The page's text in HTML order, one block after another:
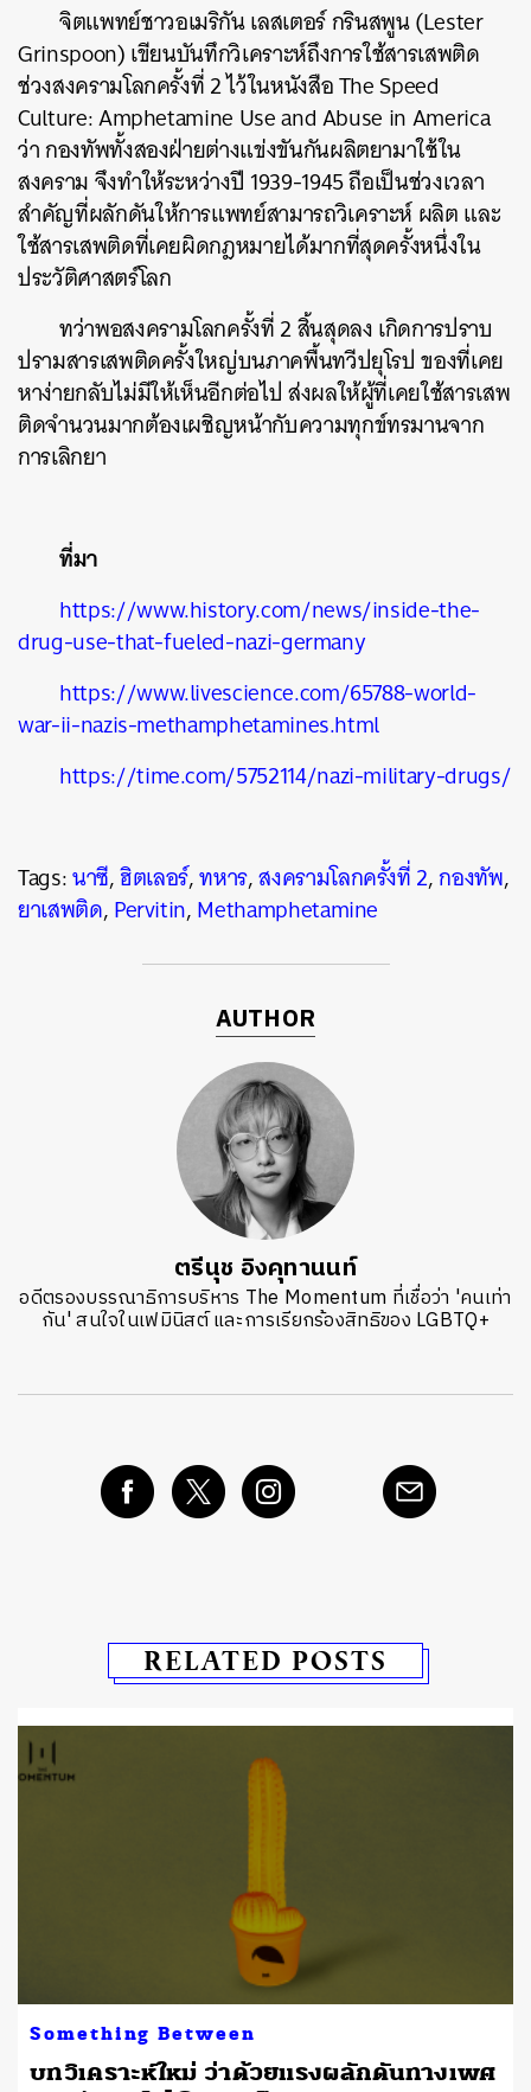
จิตแพทย์ชาวอเมริกัน เลสเตอร์ กรินสพูน (Lester
Grinspoon) เขียนบันทึกวิเคราะห์ถึงการใช้สารเสพติด
ช่วงสงครามโลกครั้งที่ 2 ไว้ในหนังสือ The Speed
Culture: Amphetamine Use and Abuse in America
ว่า กองทัพทั้งสองฝ่ายต่างแข่งขันกันผลิตยามาใช้ใน
สงคราม จึงทำให้ระหว่างปี 1939-1945 ถือเป็นช่วงเวลา
สำคัญที่ผลักดันให้การแพทย์สามารถวิเคราะห์ ผลิต และ
ใช้สารเสพติดที่เคยผิดกฎหมายได้มากที่สุดครั้งหนึ่งใน
ประวัติศาสตร์โลก
ทว่าพอสงครามโลกครั้งที่ 2 สิ้นสุดลง เกิดการปราบ
ปรามสารเสพติดครั้งใหญ่บนภาคพื้นทวีปยุโรป ของที่เคย
หาง่ายกลับไม่มีให้เห็นอีกต่อไป ส่งผลให้ผู้ที่เคยใช้สารเสพ
ติดจำนวนมากต้องเผชิญหน้ากับความทุกข์ทรมานจาก
การเลิกยา
ที่มา
https://www.history.com/news/inside-the-
drug-use-that-fueled-nazi-germany
https://www.livescience.com/65788-world-
war-ii-nazis-methamphetamines.html
https://time.com/5752114/nazi-military-drugs/
Tags:นาซี,ฮิตเลอร์,ทหาร,สงครามโลกครั้งที่ 2,กองทัพ,
ยาเสพติด,Pervitin,Methamphetamine
AUTHOR
ตรีนุช อิงคุทานนท์
อดีตรองบรรณาธิการบริหาร The Momentum ที่เชื่อว่า 'คนเท่า
กัน' สนใจในเฟมินิสต์ และการเรียกร้องสิทธิของ LGBTQ+
RELATED POSTS
Something Between
บทวิเคราะห์ใหม่ ว่าด้วยแรงผลักดันทางเพศ